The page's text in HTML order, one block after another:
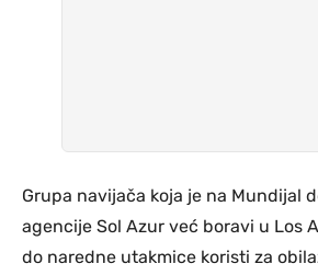
Grupa navijača koja je na Mundijal
agencije Sol Azur već boravi u Los
do naredne utakmice koristi za